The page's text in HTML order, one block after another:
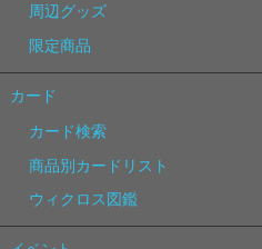
周辺グッズ
限定商品
カード
カード検索
商品別カードリスト
ウィクロス図鑑